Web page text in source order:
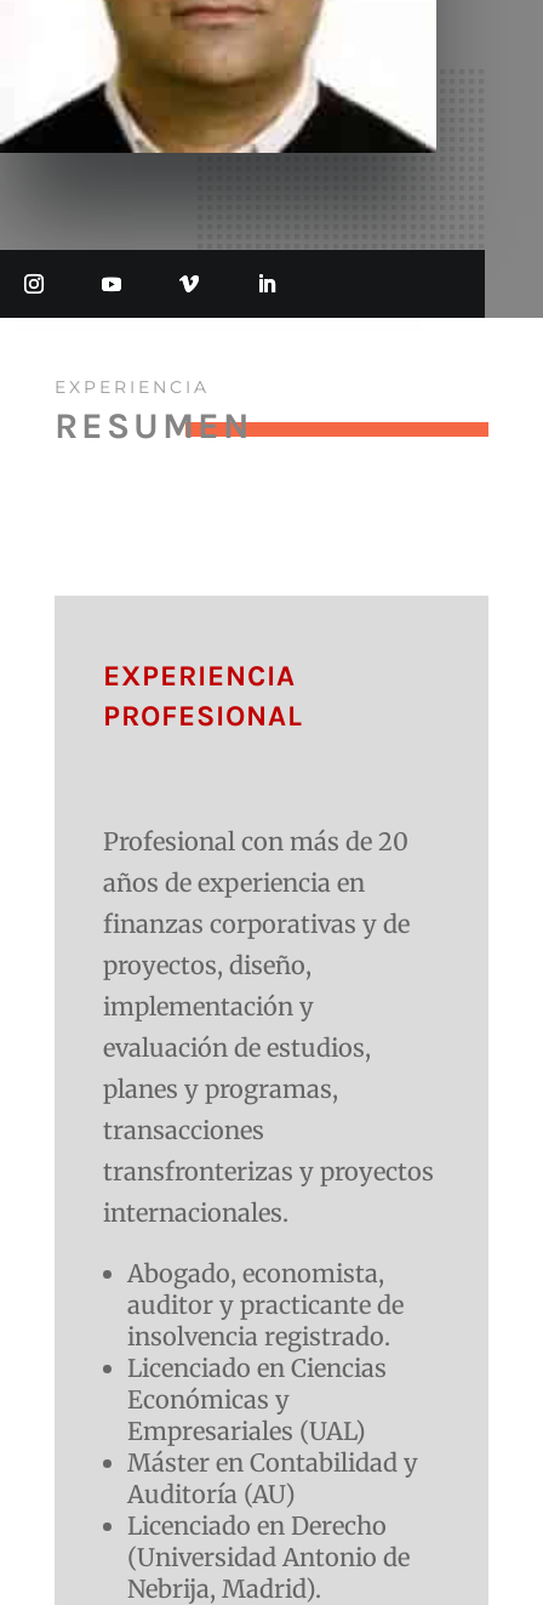
EXPERIENCIA
RESUMEN
EXPERIENCIA
PROFESIONAL
Profesional con más de 20
años de experiencia en
finanzas corporativas y de
proyectos, diseño,
implementación y
evaluación de estudios,
planes y programas,
transacciones
transfronterizas y proyectos
internacionales.
Abogado, economista,
auditor y practicante de
insolvencia registrado.
Licenciado en Ciencias
Económicas y
Empresariales (UAL)
Máster en Contabilidad y
Auditoría (AU)
Licenciado en Derecho
(Universidad Antonio de
Nebrija, Madrid).